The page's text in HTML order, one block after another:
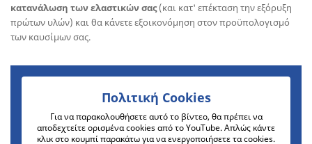
Πολιτική Cookies
Για να παρακολουθήσετε αυτό το βίντεο, θα πρέπει να
αποδεχτείτε ορισμένα cookies από το YouTube. Απλώς κάντε
κλικ στο κουμπί παρακάτω για να ενεργοποιήσετε τα cookies.
κατανάλωση των ελαστικών σας(και κατ' επέκταση την εξόρυξη
πρώτων υλών) και θα κάνετε εξοικονόμηση στον προϋπολογισμό
των καυσίμων σας.